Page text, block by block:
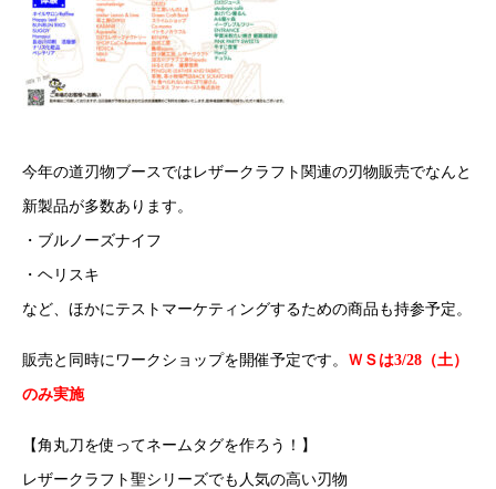
今年の道刃物ブースではレザークラフト関連の刃物販売でなんと
新製品が多数あります。
・ブルノーズナイフ
・ヘリスキ
など、ほかにテストマーケティングするための商品も持参予定。
販売と同時にワークショップを開催予定です。 ＷＳは3/28（土）
のみ実施
【角丸刀を使ってネームタグを作ろう！】
レザークラフト聖シリーズでも人気の高い刃物